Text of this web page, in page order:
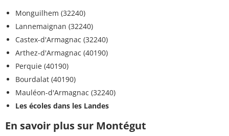
Monguilhem (32240)
Lannemaignan (32240)
Castex-d'Armagnac (32240)
Arthez-d'Armagnac (40190)
Perquie (40190)
Bourdalat (40190)
Mauléon-d'Armagnac (32240)
Les écoles dans les Landes
En savoir plus sur Montégut